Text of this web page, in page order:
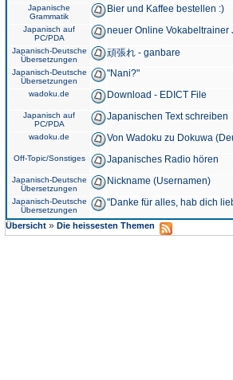
Japanische
Grammatik
Bier und Kaffee bestellen :)
Japanisch auf
PC/PDA
neuer Online Vokabeltrainer
Japanisch-Deutsche
Übersetzungen
頑張れ - ganbare
Japanisch-Deutsche
Übersetzungen
"Nani?"
wadoku.de Download - EDICT File
Japanisch auf
PC/PDA
Japanischen Text schreiben
wadoku.de Von Wadoku zu Dokuwa
Off-Topic/Sonstiges Japanisches Radio hören
Japanisch-Deutsche
Übersetzungen
Nickname (Usernamen)
Japanisch-Deutsche
Übersetzungen
"Danke für alles, hab dich
Übersicht » Die heissesten Themen